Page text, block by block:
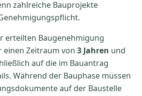
zahlreiche Bauprojekte
erteilten Baugenehmigung
einen Zeitraum von 3 Jahren und
auf die im Bauantrag
Während der Bauphase müssen
auf der Baustelle